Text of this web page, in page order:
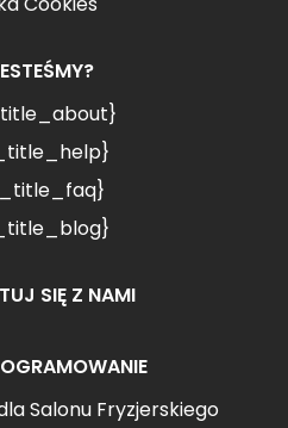
SIĘ Z NAMI
Salonu Fryzjerskiego